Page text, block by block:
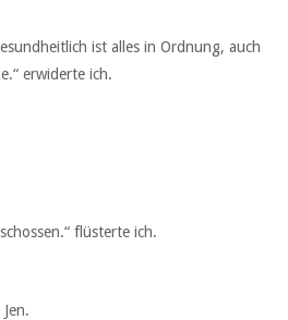
ist alles in Ordnung, auch
erwiderte ich.
flüsterte ich.